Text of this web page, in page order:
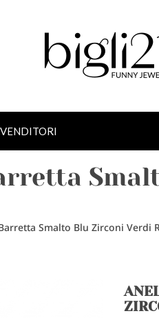
Smalto Blu Zirconi Verdi